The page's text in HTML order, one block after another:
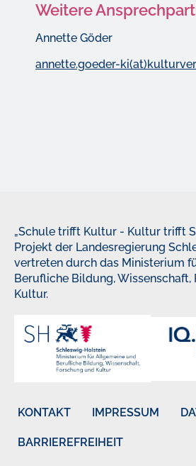
Weitere
Annette Göder
annette.goeder-
„Schule trifft Kultur - Kultur trifft
Projekt der Landesregierung
vertreten durch das Ministerium
Berufliche Bildung, Wissenschaft,
Kultur.
KONTAKT IMPRESSUM
BARRIEREFREIHEIT